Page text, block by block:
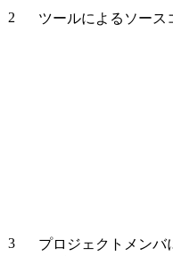
2
ツールによるソース
3
プロジェクトメンバ